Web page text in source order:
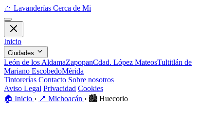
🧺 Lavanderías Cerca de Mi
Inicio
Ciudades
León de los AldamaZapopanCdad. López MateosTultitlán de
Mariano EscobedoMérida
Tintorerías Contacto Sobre nosotros
Aviso Legal Privacidad Cookies
🏠 Inicio › 📍 Michoacán › 🏙️ Huecorio